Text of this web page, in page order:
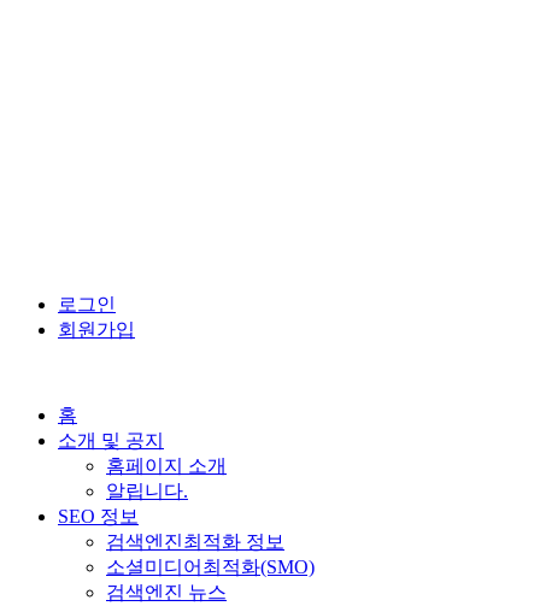
로그인
회원가입
홈
소개 및 공지
홈페이지 소개
알립니다.
SEO 정보
검색엔진최적화 정보
소셜미디어최적화(SMO)
검색엔진 뉴스